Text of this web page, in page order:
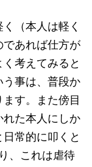
（本人は軽く
であれば仕方が
考えてみると
事は、普段か
す。また傍目
た本人にしか
常的に叩くと
、これは虐待